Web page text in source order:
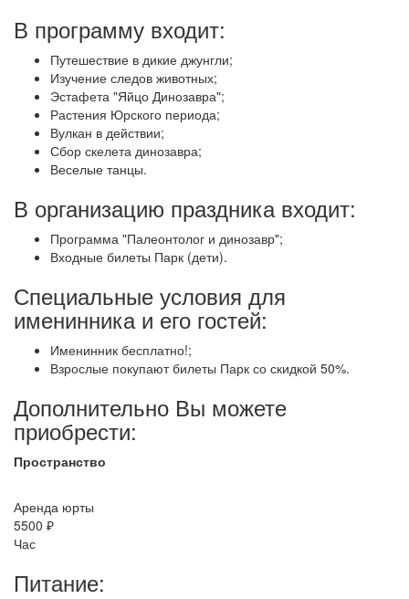
В программу входит:
Путешествие в дикие джунгли;
Изучение следов животных;
Эстафета "Яйцо Динозавра";
Растения Юрского периода;
Вулкан в действии;
Сбор скелета динозавра;
Веселые танцы.
В организацию праздника входит:
Программа "Палеонтолог и динозавр";
Входные билеты Парк (дети).
Специальные условия для
именинника и его гостей:
Именинник бесплатно!;
Взрослые покупают билеты Парк со скидкой 50%.
Дополнительно Вы можете
приобрести:
Пространство
Аренда юрты
5500 ₽
Час
Питание: